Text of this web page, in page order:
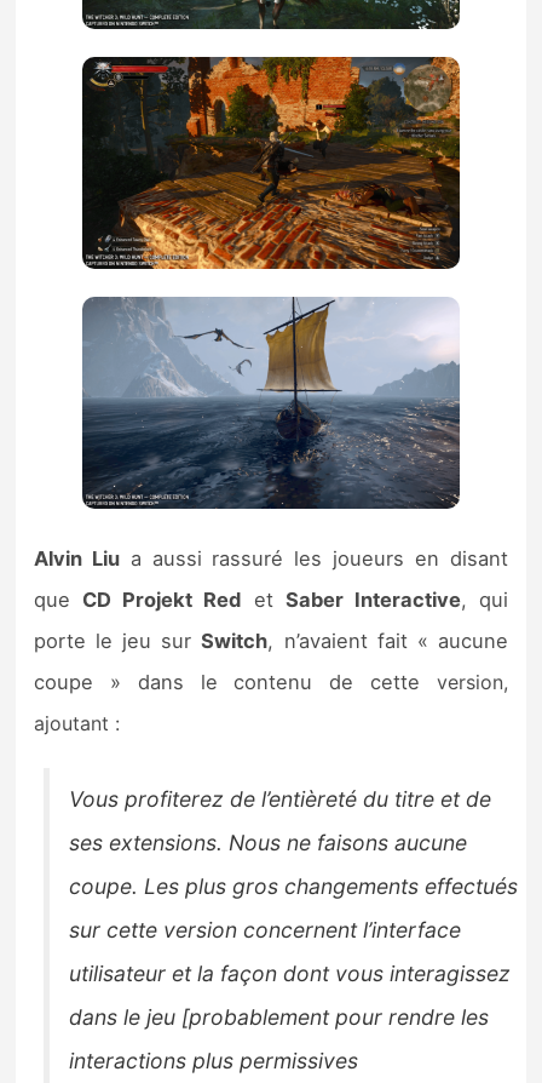
Alvin Liu a aussi rassuré les joueurs en disant
que CD Projekt Red et Saber Interactive, qui
porte le jeu surSwitch, n’avaient fait « aucune
coupe » dans le contenu de cette version,
ajoutant :
Vous profiterez de l’entièreté du titre et de
ses extensions. Nous ne faisons aucune
coupe. Les plus gros changements effectués
sur cette version concernent l’interface
utilisateur et la façon dont vous interagissez
dans le jeu [probablement pour rendre les
interactions plus permissives